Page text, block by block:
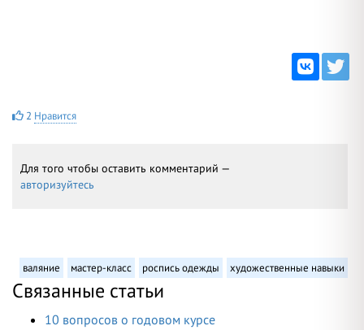
2 Нравится
Для того чтобы оставить комментарий —
авторизуйтесь
валяние мастер-класс роспись одежды художественные навыки
Связанные статьи
10 вопросов о годовом курсе